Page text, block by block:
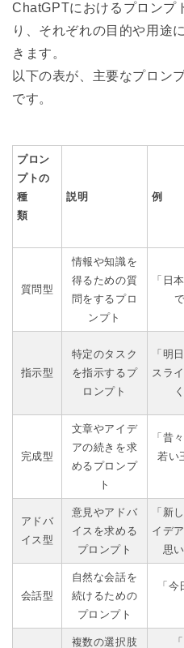
ChatGPTにおけるプロンプ
り、それぞれの目的や用途
きます。
以下の表が、主要なプロン
です。
プロン
プトの
種
類
説明 例
質問型
情報や知識を
得るための質
問をするプロ
ンプト
「日
指示型
特定のタスク
を指示するプ
ロンプト
「明
スラ
完成型
文章やアイデ
アの続きを求
めるプロンプ
ト
「昔
若い
アドバ
イス型
意見やアドバ
イスを求める
プロンプト
「新
イデ
思
会話型
自然な会話を
続けるための
プロンプト
「
複数の選択肢